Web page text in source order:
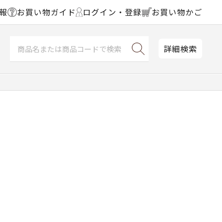
お買い物ガイド ログイン・登録 お買い物かご
詳細検索